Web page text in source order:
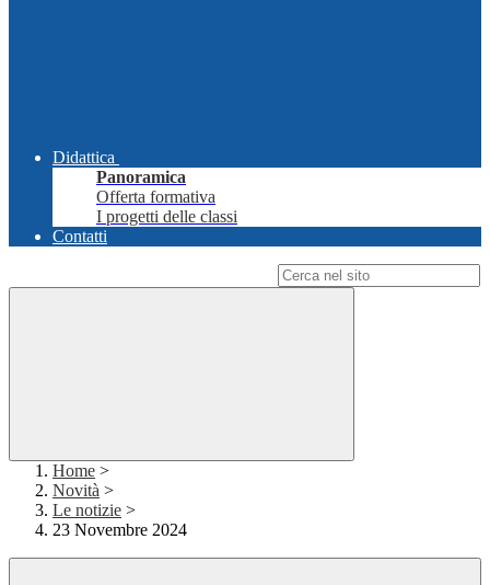
Didattica
Panoramica
Offerta formativa
I progetti delle classi
Contatti
Home >
Novità >
Le notizie >
23 Novembre 2024